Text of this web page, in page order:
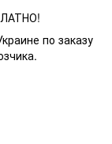
по заказу